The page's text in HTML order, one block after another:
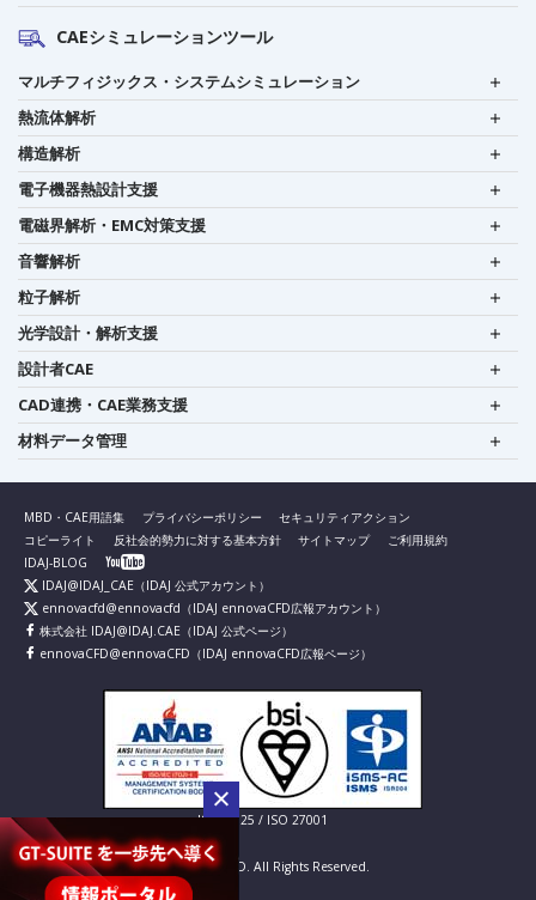
CAEシミュレーションツール
マルチフィジックス・システムシミュレーション
熱流体解析
構造解析
電子機器熱設計支援
電磁界解析・EMC対策支援
音響解析
粒子解析
光学設計・解析支援
設計者CAE
CAD連携・CAE業務支援
材料データ管理
MBD・CAE用語集 プライバシーポリシー
セキュリティアクション
コピーライト
反社会的勢力に対する基本方針 サイトマップ
ご利用規約
IDAJ-BLOG
IDAJ@IDAJ_CAE （IDAJ 公式アカウント）
ennovacfd@ennovacfd （IDAJ ennovaCFD広報アカウント）
株式会社 IDAJ@IDAJ.CAE （IDAJ 公式ページ）
ennovaCFD@ennovaCFD （IDAJ ennovaCFD広報ページ）
IS 826725 / ISO 27001
© IDAJ Co., LTD. All Rights Reserved.